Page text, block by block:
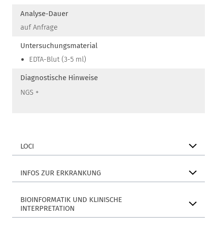
Analyse-Dauer
auf Anfrage
Untersuchungsmaterial
EDTA-Blut (3-5 ml)
Diagnostische Hinweise
NGS +
LOCI
INFOS ZUR ERKRANKUNG
BIOINFORMATIK UND KLINISCHE
INTERPRETATION